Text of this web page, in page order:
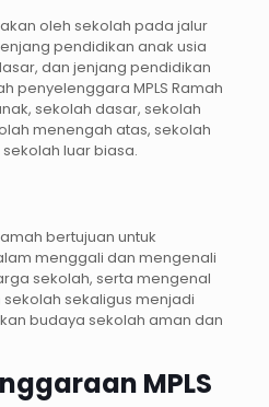
oleh sekolah pada jalur
pendidikan anak usia
dan jenjang pendidikan
penyelenggara MPLS Ramah
sekolah dasar, sekolah
menengah atas, sekolah
luar biasa.
bertujuan untuk
menggali dan mengenali
sekolah, serta mengenal
sekaligus menjadi
budaya sekolah aman dan
MPLS